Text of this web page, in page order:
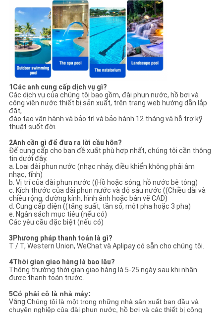
1Các anh cung cấp dịch vụ gì?
Các dịch vụ của chúng tôi bao gồm, đài phun nước, hồ bơi và
công viên nước thiết bị sản xuất, trên trang web hướng dẫn lắp
đặt,
đào tạo vận hành và bảo trì và bảo hành 12 tháng và hỗ trợ kỹ
thuật suốt đời.
2Anh cần gì để đưa ra lời cầu hôn?
Để cung cấp cho bạn đề xuất phù hợp nhất, chúng tôi cần thông
tin dưới đây.
a. Loại đài phun nước (nhạc nhảy, điều khiển không phải âm
nhạc, tĩnh)
b. Vị trí của đài phun nước ((Hồ hoặc sông, hồ nước bê tông)
c. Kích thước của đài phun nước và độ sâu nước ((Chiều dài và
chiều rộng, đường kính, hình ảnh hoặc bản vẽ CAD)
d. Cung cấp điện ((tăng suất, tần số, một pha hoặc 3 pha)
e. Ngân sách mục tiêu (nếu có)
Các yêu cầu đặc biệt (nếu có)
3Phương pháp thanh toán là gì?
T / T, Western Union, WeChat và Aplipay có sẵn cho chúng tôi.
4Thời gian giao hàng là bao lâu?
Thông thường thời gian giao hàng là 5-25 ngày sau khi nhận
được thanh toán trước.
5Có phải cô là nhà máy:
Vâng.Chúng tôi là một trong những nhà sản xuất ban đầu và
chuyên nghiệp của đài phun nước, hồ bơi và các thiết bị công